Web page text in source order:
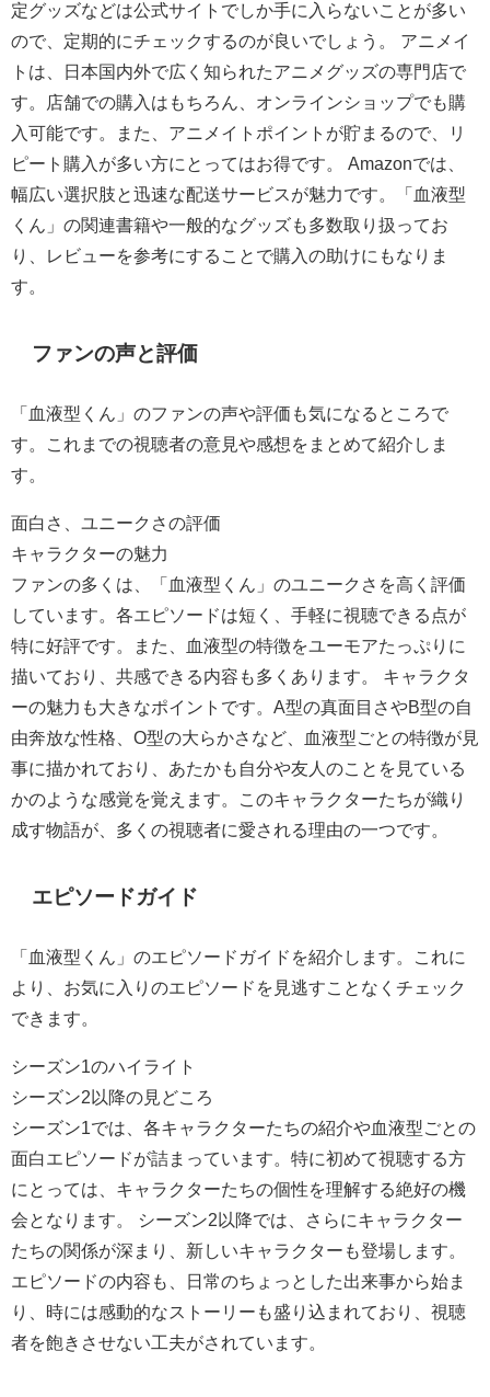
定グッズなどは公式サイトでしか手に入らないことが多い
ので、定期的にチェックするのが良いでしょう。 アニメイ
トは、日本国内外で広く知られたアニメグッズの専門店で
す。店舗での購入はもちろん、オンラインショップでも購
入可能です。また、アニメイトポイントが貯まるので、リ
ピート購入が多い方にとってはお得です。 Amazonでは、
幅広い選択肢と迅速な配送サービスが魅力です。「血液型
くん」の関連書籍や一般的なグッズも多数取り扱ってお
り、レビューを参考にすることで購入の助けにもなりま
す。
ファンの声と評価
「血液型くん」のファンの声や評価も気になるところで
す。これまでの視聴者の意見や感想をまとめて紹介しま
す。
面白さ、ユニークさの評価
キャラクターの魅力
ファンの多くは、「血液型くん」のユニークさを高く評価
しています。各エピソードは短く、手軽に視聴できる点が
特に好評です。また、血液型の特徴をユーモアたっぷりに
描いており、共感できる内容も多くあります。 キャラクタ
ーの魅力も大きなポイントです。A型の真面目さやB型の自
由奔放な性格、O型の大らかさなど、血液型ごとの特徴が見
事に描かれており、あたかも自分や友人のことを見ている
かのような感覚を覚えます。このキャラクターたちが織り
成す物語が、多くの視聴者に愛される理由の一つです。
エピソードガイド
「血液型くん」のエピソードガイドを紹介します。これに
より、お気に入りのエピソードを見逃すことなくチェック
できます。
シーズン1のハイライト
シーズン2以降の見どころ
シーズン1では、各キャラクターたちの紹介や血液型ごとの
面白エピソードが詰まっています。特に初めて視聴する方
にとっては、キャラクターたちの個性を理解する絶好の機
会となります。 シーズン2以降では、さらにキャラクター
たちの関係が深まり、新しいキャラクターも登場します。
エピソードの内容も、日常のちょっとした出来事から始ま
り、時には感動的なストーリーも盛り込まれており、視聴
者を飽きさせない工夫がされています。